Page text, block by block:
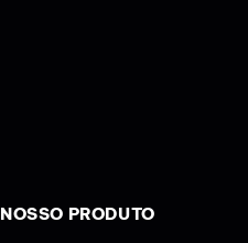
NOSSO PRODUTO